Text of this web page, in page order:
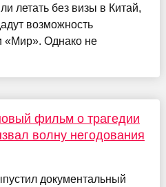
летать без визы в Китай,
возможность
«Мир». Однако не
фильм о трагедии
волну негодования
документальный